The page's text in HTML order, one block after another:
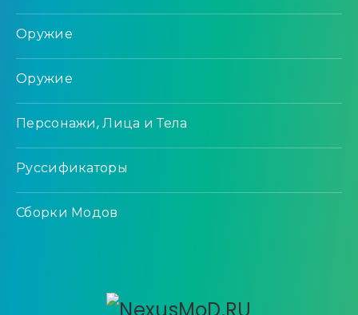
Оружие
Оружие
Персонажи, Лица и Тела
Руссификаторы
Сборки Модов